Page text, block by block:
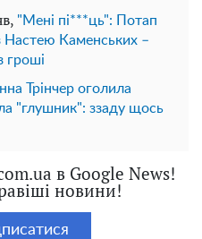
"Мені пі***ць": Потап
Настею Каменських –
гроші
Трінчер оголила
"глушник": ззаду щось
в Google News!
новини!